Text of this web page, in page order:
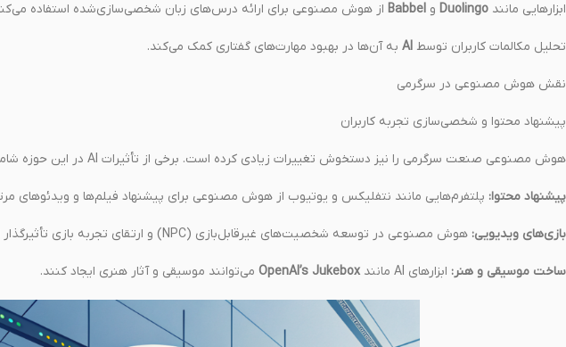
ابزارهایی مانند Duolingo و Babbel از هوش مصنوعی برای ارائه درس‌های زبان شخصی‌سازی‌شده استفاده
تحلیل مکالمات کاربران توسط AI به آن‌ها در بهبود مهارت‌های گفتاری کمک می‌کند.
نقش هوش مصنوعی در سرگرمی
پیشنهاد محتوا و شخصی‌سازی تجربه کاربران
هوش مصنوعی صنعت سرگرمی را نیز دستخوش تغییرات زیادی کرده است. برخی از تأثیرات AI در این حوزه شامل موارد زیر است:
پیشنهاد محتوا: پلتفرم‌هایی مانند نتفلیکس و یوتیوب از هوش مصنوعی برای پیشنهاد فیلم‌ها و ویدئوهای
بازی‌های ویدیویی: هوش مصنوعی در توسعه شخصیت‌های غیرقابل‌بازی (NPC) و ارتقای تجربه بازی تأثیرگذار است.
ساخت موسیقی و هنر: ابزارهای AI مانند می‌توانند موسیقی و آثار هنری ایجاد کنند.